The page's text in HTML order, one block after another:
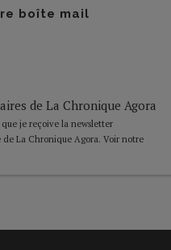
boîte mail
de La Chronique Agora
je reçoive la newsletter
de La Chronique Agora. Voir notre